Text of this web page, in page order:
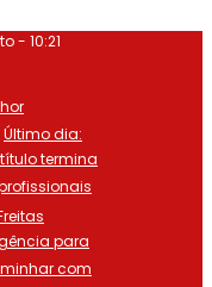
- 10:21
Último dia:
termina
para
com